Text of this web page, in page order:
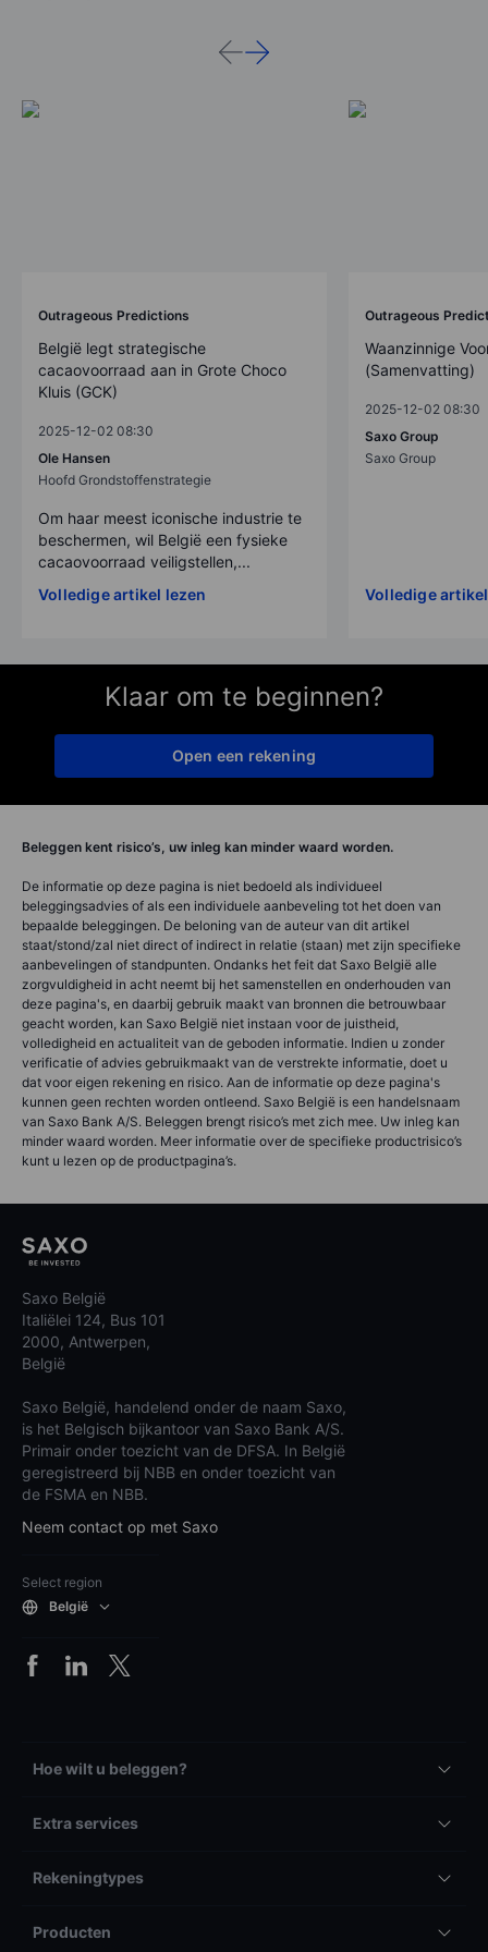
Outrageous Predictions
België legt strategische
cacaovoorraad aan in Grote Choco
Kluis (GCK)
2025-12-02 08:30
Ole Hansen
Hoofd Grondstoffenstrategie
Om haar meest iconische industrie te
beschermen, wil België een fysieke
cacaovoorraad veiligstellen,...
Volledige artikel lezen
Outrageous
Waanzinnige
(Samenvatting)
2025-12-02 08:30
Saxo Group
Saxo Group
Volledige
Klaar om te beginnen?
Open een rekening
Beleggen kent risico’s, uw inleg kan minder waard worden.
De informatie op deze pagina is niet bedoeld als individueel
beleggingsadvies of als een individuele aanbeveling tot het doen van
bepaalde beleggingen. De beloning van de auteur van dit artikel
staat/stond/zal niet direct of indirect in relatie (staan) met zijn specifieke
aanbevelingen of standpunten. Ondanks het feit dat Saxo België alle
zorgvuldigheid in acht neemt bij het samenstellen en onderhouden van
deze pagina's, en daarbij gebruik maakt van bronnen die betrouwbaar
geacht worden, kan Saxo België niet instaan voor de juistheid,
volledigheid en actualiteit van de geboden informatie. Indien u zonder
verificatie of advies gebruikmaakt van de verstrekte informatie, doet u
dat voor eigen rekening en risico. Aan de informatie op deze pagina's
kunnen geen rechten worden ontleend. Saxo België is een handelsnaam
van Saxo Bank A/S. Beleggen brengt risico’s met zich mee. Uw inleg kan
minder waard worden. Meer informatie over de specifieke productrisico’s
kunt u lezen op de productpagina’s.
Saxo België
Italiëlei 124, Bus 101
2000, Antwerpen,
België
Saxo België, handelend onder de naam Saxo,
is het Belgisch bijkantoor van Saxo Bank A/S.
Primair onder toezicht van de DFSA. In België
geregistreerd bij NBB en onder toezicht van
de FSMA en NBB.
Neem contact op met Saxo
Select region
België
Hoe wilt u beleggen?
Extra services
Rekeningtypes
Producten